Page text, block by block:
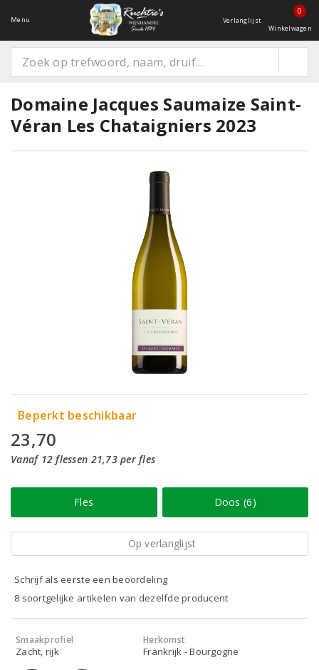
Menu Verlanglijst
0
Winkelwagen
Domaine Jacques Saumaize Saint-
Véran Les Chataigniers 2023
Beperkt beschikbaar
23,70
Vanaf 12 flessen 21,73 per fles
Fles Doos (6)
Op verlanglijst
Schrijf als eerste een beoordeling
8 soortgelijke artikelen van dezelfde producent
Smaakprofiel
Zacht, rijk
Herkomst
Frankrijk - Bourgogne